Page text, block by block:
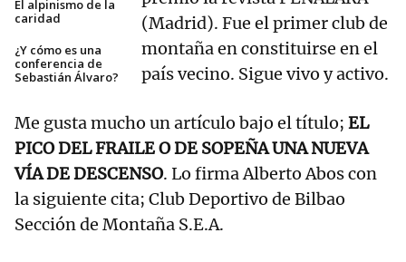
El alpinismo de la
caridad
¿Y cómo es una
conferencia de
Sebastián Álvaro?
(Madrid). Fue el primer club de
montaña en constituirse en el
país vecino. Sigue vivo y activo.
Me gusta mucho un artículo bajo el título; EL
PICO DEL FRAILE O DE SOPEÑA UNA NUEVA
VÍA DE DESCENSO. Lo firma Alberto Abos con
la siguiente cita; Club Deportivo de Bilbao
Sección de Montaña S.E.A.